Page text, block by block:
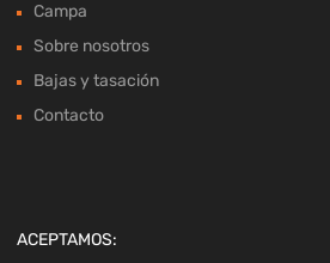
Campa
Sobre nosotros
Bajas y tasación
Contacto
ACEPTAMOS: